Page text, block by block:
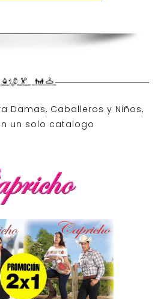
Damas, Caballeros y Niños,
un solo catalogo